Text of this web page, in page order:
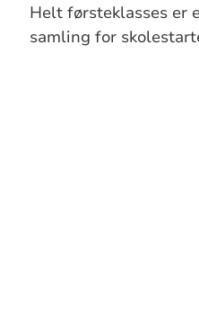
Helt førsteklasses er
samling for